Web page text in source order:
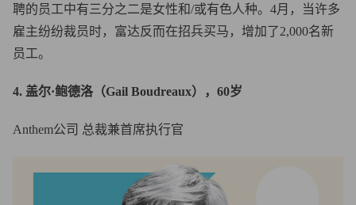
聘的员工中有三分之二是女性和/或有色人种。4月，当许多
雇主纷纷裁员时，富达反而在招兵买马，增加了2,000名新
员工。
4. 盖尔·鲍德洛（Gail Boudreaux），60岁
Anthem公司 总裁兼首席执行官